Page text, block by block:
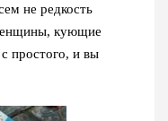
не редкость
кующие
простого, и вы